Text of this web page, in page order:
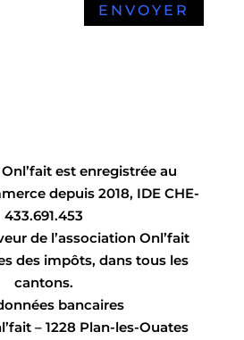
ENVOYER
est enregistrée au
depuis 2018, IDE CHE-
433.691.453
de l’association Onl’fait
des impôts, dans tous les
cantons.
bancaires
– 1228 Plan-les-Ouates